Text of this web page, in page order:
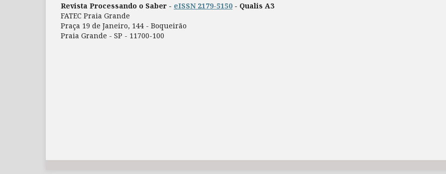
Revista Processando o Saber - eISSN 2179-5150 - Qualis A3
FATEC Praia Grande
Praça 19 de Janeiro, 144 - Boqueirão
Praia Grande - SP - 11700-100